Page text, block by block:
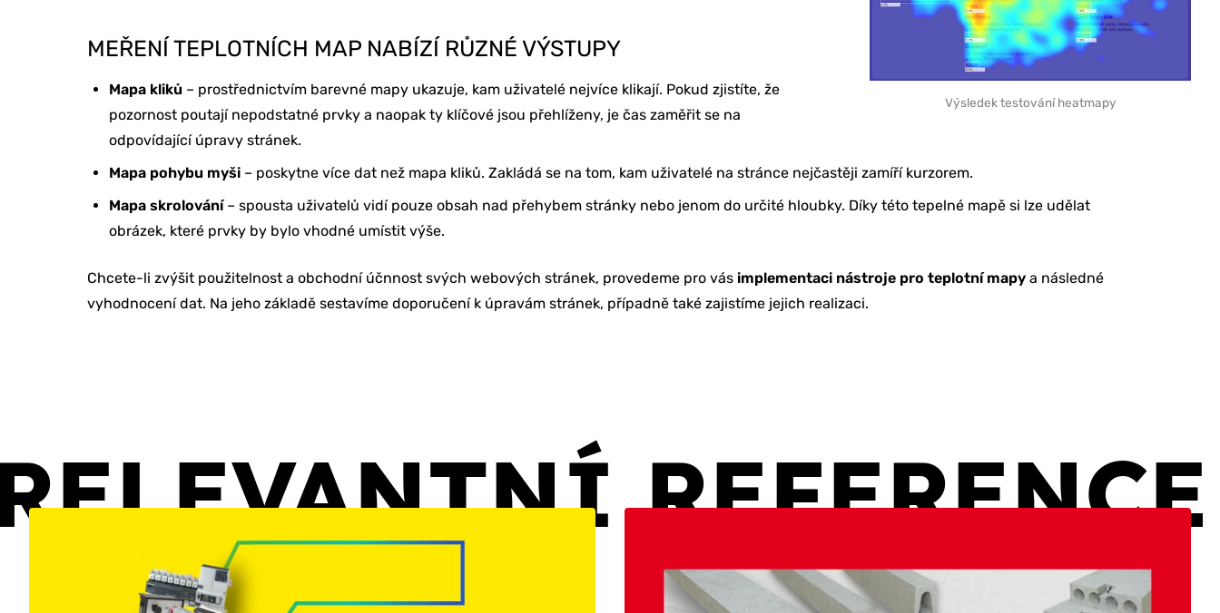
Výsledek testování heatmapy
MEŘENÍ TEPLOTNÍCH MAP NABÍZÍ RŮZNÉ VÝSTUPY
Mapa kliků – prostřednictvím barevné mapy ukazuje, kam uživatelé nejvíce klikají. Pokud zjistíte, že
pozornost poutají nepodstatné prvky a naopak ty klíčové jsou přehlíženy, je čas zaměřit se na
odpovídající úpravy stránek.
Mapa pohybu myši – poskytne více dat než mapa kliků. Zakládá se na tom, kam uživatelé na stránce nejčastěji zamíří kurzorem.
Mapa skrolování– spousta uživatelů vidí pouze obsah nad přehybem stránky nebo jenom do určité hloubky. Díky této tepelné mapě si lze udělat
obrázek, které prvky by bylo vhodné umístit výše.
Chcete-li zvýšit použitelnost a obchodní účnnost svých webových stránek, provedeme pro vás implementaci nástroje pro teplotní mapy a následné
vyhodnocení dat. Na jeho základě sestavíme doporučení k úpravám stránek, případně také zajistíme jejich realizaci.
REFERENCE